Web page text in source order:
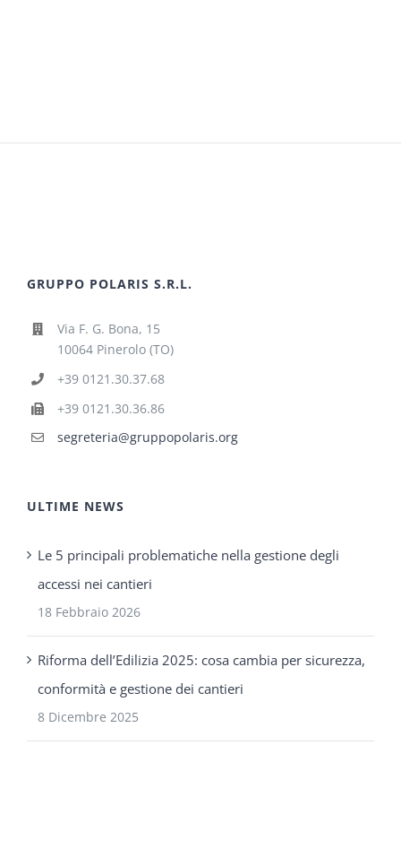
GRUPPO POLARIS S.R.L.
Via F. G. Bona, 15
10064 Pinerolo (TO)
+39 0121.30.37.68
+39 0121.30.36.86
segreteria@gruppopolaris.org
ULTIME NEWS
Le 5 principali problematiche nella gestione degli
accessi nei cantieri
18 Febbraio 2026
Riforma dell’Edilizia 2025: cosa cambia per sicurezza,
conformità e gestione dei cantieri
8 Dicembre 2025